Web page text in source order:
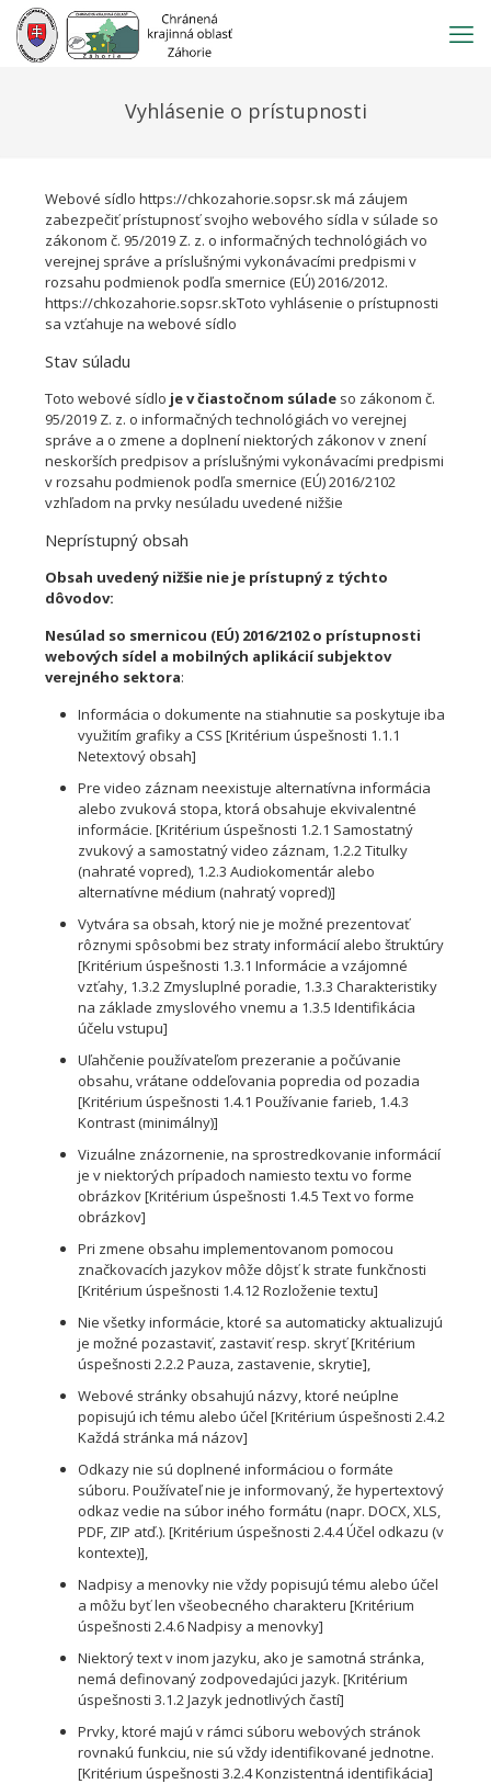
Prejsť
obsah
Vyhlásenie o prístupnosti
Webové sídlo https://chkozahorie.sopsr.sk má záujem
zabezpečiť prístupnosť svojho webového sídla v súlade so
zákonom č. 95/2019 Z. z. o informačných technológiách vo
verejnej správe a príslušnými vykonávacími predpismi v
rozsahu podmienok podľa smernice (EÚ) 2016/2012.
https://chkozahorie.sopsr.skToto vyhlásenie o prístupnosti
sa vzťahuje na webové sídlo
Stav súladu
Toto webové sídlo je v čiastočnom súladeso zákonom č.
95/2019 Z. z. o informačných technológiách vo verejnej
správe a o zmene a doplnení niektorých zákonov v znení
neskorších predpisov a príslušnými vykonávacími predpismi
v rozsahu podmienok podľa smernice (EÚ) 2016/2102
vzhľadom na prvky nesúladu uvedené nižšie
Neprístupný obsah
Obsah uvedený nižšie nie je prístupný z týchto
dôvodov:
Nesúlad so smernicou (EÚ) 2016/2102 o prístupnosti
webových sídel a mobilných aplikácií subjektov
verejného sektora:
Informácia o dokumente na stiahnutie sa poskytuje iba
využitím grafiky a CSS [Kritérium úspešnosti 1.1.1
Netextový obsah]
Pre video záznam neexistuje alternatívna informácia
alebo zvuková stopa, ktorá obsahuje ekvivalentné
informácie. [Kritérium úspešnosti 1.2.1 Samostatný
zvukový a samostatný video záznam, 1.2.2 Titulky
(nahraté vopred), 1.2.3 Audiokomentár alebo
alternatívne médium (nahratý vopred)]
Vytvára sa obsah, ktorý nie je možné prezentovať
rôznymi spôsobmi bez straty informácií alebo štruktúry
[Kritérium úspešnosti 1.3.1 Informácie a vzájomné
vzťahy, 1.3.2 Zmysluplné poradie, 1.3.3 Charakteristiky
na základe zmyslového vnemu a 1.3.5 Identifikácia
účelu vstupu]
Uľahčenie používateľom prezeranie a počúvanie
obsahu, vrátane oddeľovania popredia od pozadia
[Kritérium úspešnosti 1.4.1 Používanie farieb, 1.4.3
Kontrast (minimálny)]
Vizuálne znázornenie, na sprostredkovanie informácií
je v niektorých prípadoch namiesto textu vo forme
obrázkov [Kritérium úspešnosti 1.4.5 Text vo forme
obrázkov]
Pri zmene obsahu implementovanom pomocou
značkovacích jazykov môže dôjsť k strate funkčnosti
[Kritérium úspešnosti 1.4.12 Rozloženie textu]
Nie všetky informácie, ktoré sa automaticky aktualizujú
je možné pozastaviť, zastaviť resp. skryť [Kritérium
úspešnosti 2.2.2 Pauza, zastavenie, skrytie],
Webové stránky obsahujú názvy, ktoré neúplne
popisujú ich tému alebo účel [Kritérium úspešnosti 2.4.2
Každá stránka má názov]
Odkazy nie sú doplnené informáciou o formáte
súboru. Používateľ nie je informovaný, že hypertextový
odkaz vedie na súbor iného formátu (napr. DOCX, XLS,
PDF, ZIP atď.). [Kritérium úspešnosti 2.4.4 Účel odkazu (v
kontexte)],
Nadpisy a menovky nie vždy popisujú tému alebo účel
a môžu byť len všeobecného charakteru [Kritérium
úspešnosti 2.4.6 Nadpisy a menovky]
Niektorý text v inom jazyku, ako je samotná stránka,
nemá definovaný zodpovedajúci jazyk. [Kritérium
úspešnosti 3.1.2 Jazyk jednotlivých častí]
Prvky, ktoré majú v rámci súboru webových stránok
rovnakú funkciu, nie sú vždy identifikované jednotne.
[Kritérium úspešnosti 3.2.4 Konzistentná identifikácia]